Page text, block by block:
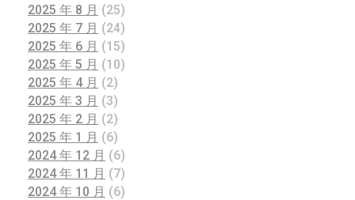
2025 年 8 月 (25)
2025 年 7 月 (24)
2025 年 6 月 (15)
2025 年 5 月 (10)
2025 年 4 月 (2)
2025 年 3 月 (3)
2025 年 2 月 (2)
2025 年 1 月 (6)
2024 年 12 月 (6)
2024 年 11 月 (7)
2024 年 10 月 (6)